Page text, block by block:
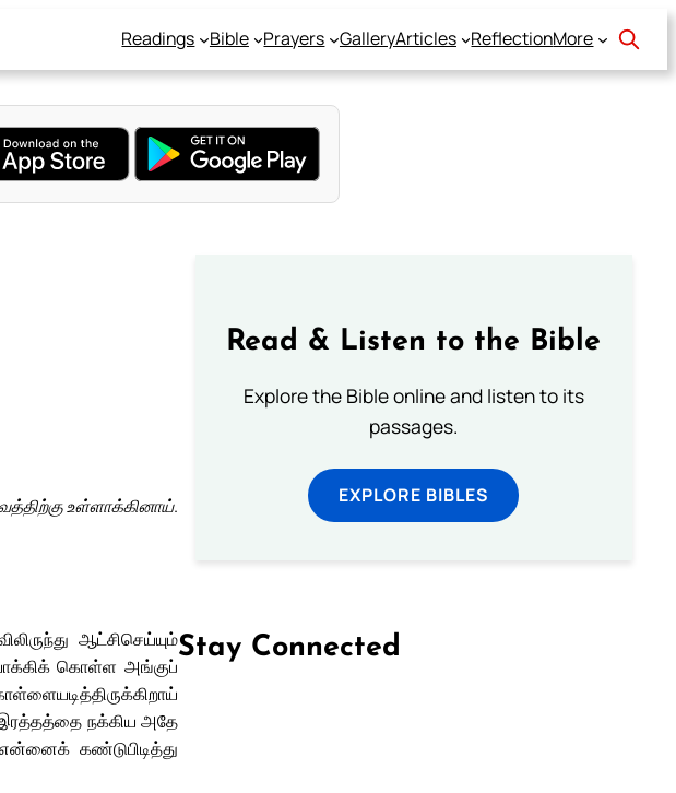
Readings Bible Prayers GalleryArticles ReflectionMore
உள்ளாக்கினாய்.
ஆட்சிசெய்யும்
கொள்ள அங்குப்
நக்கிய அதே
கண்டுபிடித்து
Read & Listen to the Bible
Explore the Bible online and listen to its
passages.
EXPLORE BIBLES
Stay Connected
Follow us on Facebook